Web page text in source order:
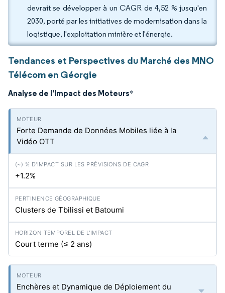
devrait se développer à un CAGR de 4,52 % jusqu'en
2030, porté par les initiatives de modernisation dans la
logistique, l'exploitation minière et l'énergie.
Tendances et Perspectives du Marché des MNO
Télécom en Géorgie
Analyse de l'Impact des Moteurs*
Forte Demande de Données Mobiles liée à la
Vidéo OTT
+1.2%
Clusters de Tbilissi et Batoumi
Court terme (≤ 2 ans)
Enchères et Dynamique de Déploiement du